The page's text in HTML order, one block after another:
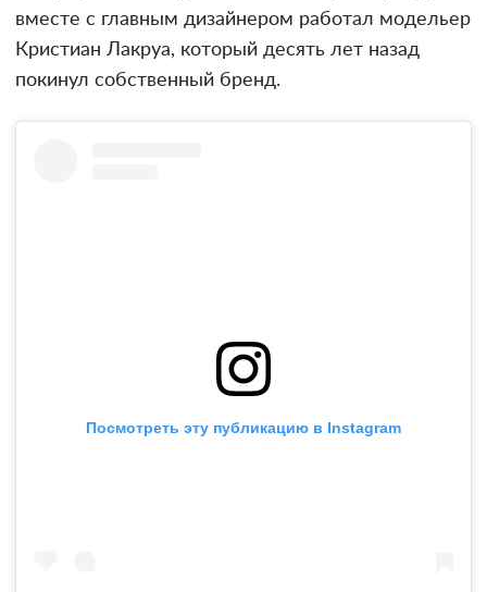
вместе с главным дизайнером работал модельер
Кристиан Лакруа, который десять лет назад
покинул собственный бренд.
Посмотреть эту публикацию в Instagram